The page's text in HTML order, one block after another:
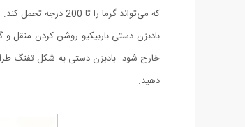
که می‌تواند گرما را تا 200 درجه تحمل کند. این ابزار جایگزین مناسبی برای بادبزن‌های دستی سنتی است و با پرتاب باد عالی، مناسب برای پخت و پز و کمپینگ می‌باشد.
بادبزن دستی باربیکیو روشن کردن منقل و
خارج شود. بادبزن دستی به شکل تفنگ
دهید.